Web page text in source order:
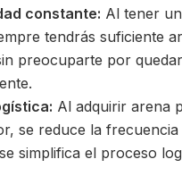
constante: Al tener
tendrás suficiente
preocuparte por
Al adquirir arena
se reduce la frecuencia
simplifica el proceso